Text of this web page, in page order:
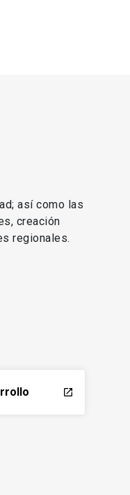
así como las
creación
regionales.
launch